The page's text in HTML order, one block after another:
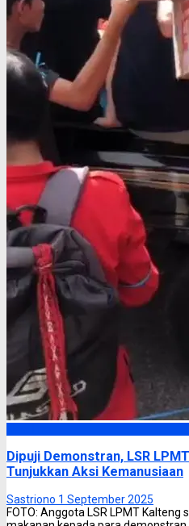
Dipuji Demonstran, LSR
Tunjukkan Aksi Kemanusiaan
Sastriono 1 September 2025
FOTO: Anggota LSR LPMT Kalteng